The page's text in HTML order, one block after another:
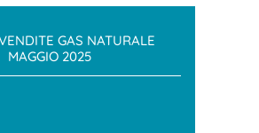
GAS NATURALE
MAGGIO 2025